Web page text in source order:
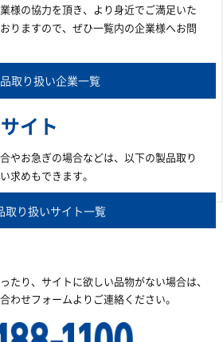
様の協力を頂き、より身近でご満足いた
りますので、ぜひ一覧内の企業様へお問
取り扱い企業一覧
イト
やお急ぎの場合などは、以下の製品取り
求めもできます。
取り扱いサイト一覧
たり、サイトに欲しい品物がない場合は、
わせフォームよりご連絡ください。